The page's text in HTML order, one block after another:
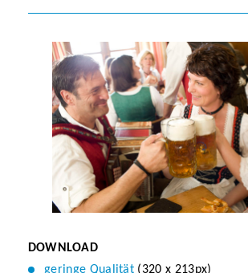
DOWNLOAD
geringe Qualität (320 x 213px)